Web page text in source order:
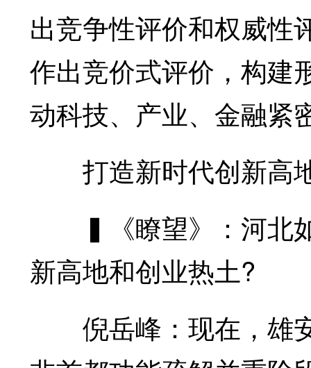
出竞争性评价和权威性
作出竞价式评价，构建
动科技、产业、金融紧
打造新时代创新高
▍《瞭望》：河北如
新高地和创业热土?
倪岳峰：现在，雄